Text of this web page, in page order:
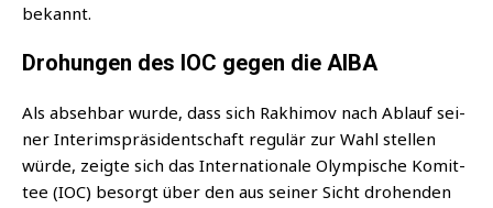
bekannt.
Drohungen des IOC gegen die AIBA
Als abseh­bar wur­de, dass sich Rak­hi­mov nach Ablauf sei­
ner Inte­rims­prä­si­dent­schaft regu­lär zur Wahl stel­len
wür­de, zeig­te sich das Inter­na­tio­na­le Olym­pi­sche Komit­
tee (IOC) besorgt über den aus sei­ner Sicht dro­hen­den